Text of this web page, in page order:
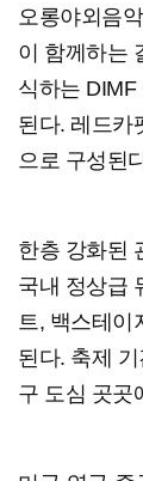
오롱야외음
이 함께하는
식하는
된다. 레드카
으로 구성된
한층 강화된
국내 정상급
트, 백스테이
된다. 축제
구 도심 곳곳